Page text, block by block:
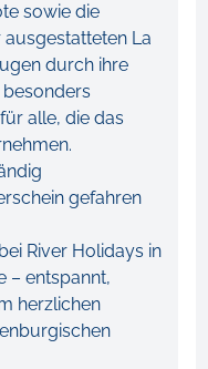
sowie die
ausgestatteten La
durch ihre
alle, die das
gefahren
River Holidays in
– entspannt,
herzlichen